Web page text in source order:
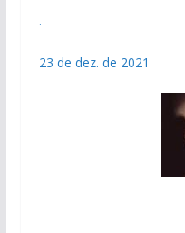
.
23 de dez. de 2021